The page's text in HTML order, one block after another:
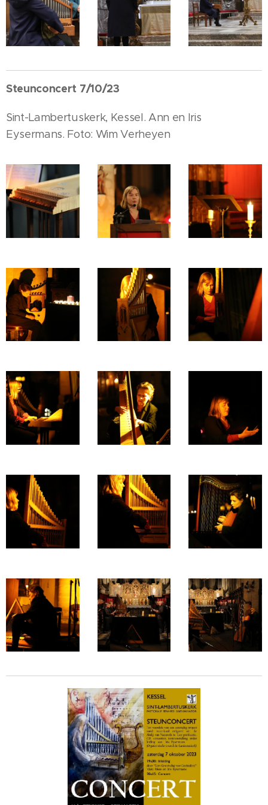
Steunconcert 7/10/23
Sint-Lambertuskerk, Kessel. Ann en Iris
Eysermans. Foto: Wim Verheyen